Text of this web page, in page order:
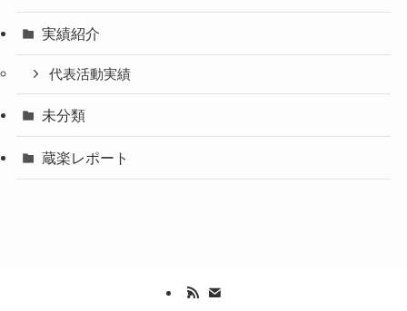
実績紹介
代表活動実績
未分類
蔵楽レポート